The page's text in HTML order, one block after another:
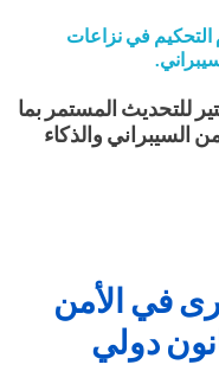
التحكيم في نزاعات
للتحديث المستمر بما
السيبراني والذكاء
في الأمن
دولي